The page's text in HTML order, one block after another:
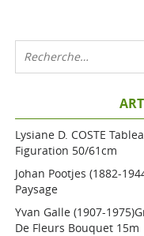
Lysiane D. COSTE
Figuration 50/61cm
Johan Pootjes (1882-
Paysage
Yvan Galle (1907-
De Fleurs Bouquet 15m